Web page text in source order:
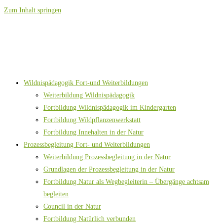
Zum Inhalt springen
Wildnispädagogik Fort-und Weiterbildungen
Weiterbildung Wildnispädagogik
Fortbildung Wildnispädagogik im Kindergarten
Fortbildung Wildpflanzenwerkstatt
Fortbildung Innehalten in der Natur
Prozessbegleitung Fort- und Weiterbildungen
Weiterbildung Prozessbegleitung in der Natur
Grundlagen der Prozessbegleitung in der Natur
Fortbildung Natur als Wegbegleiterin – Übergänge achtsam
begleiten
Council in der Natur
Fortbildung Natürlich verbunden